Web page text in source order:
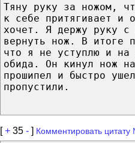
Тяну руку за ножом,
к себе притягивает и
хочет. Я держу руку с
вернуть нож. В итоге
что я не уступлю и на
обида. Он кинул нож
прошипел и быстро
пропустили.
[+ 35 - ] Комментировать